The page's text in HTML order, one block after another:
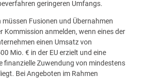
geringeren Umfangs.
müssen Fusionen und Übernahmen
Kommission anmelden, wenn eines der
einen Umsatz von
Mio. € in der EU erzielt und eine
finanzielle Zuwendung von mindestens
Bei Angeboten im Rahmen